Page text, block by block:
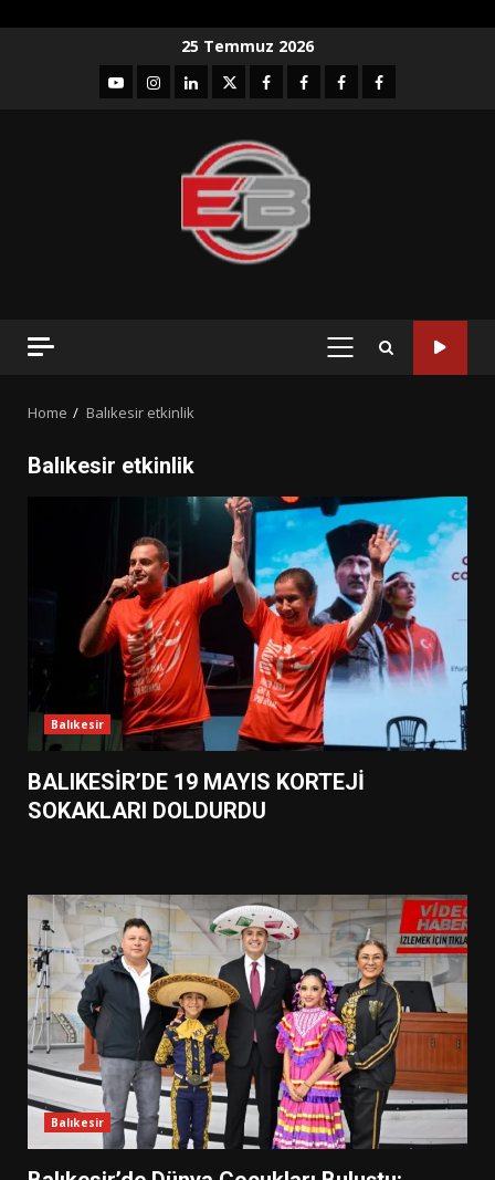
25 Temmuz 2026
YouTubeInstagram
LinkedIntwitterfacebook-Facebook-
Facebook-Facebook-
PRIMARY
Home Balıkesir etkinlik
Balıkesir etkinlik
Balıkesir
BALIKESİR’DE 19 MAYIS KORTEJİ
SOKAKLARI DOLDURDU
Balıkesir